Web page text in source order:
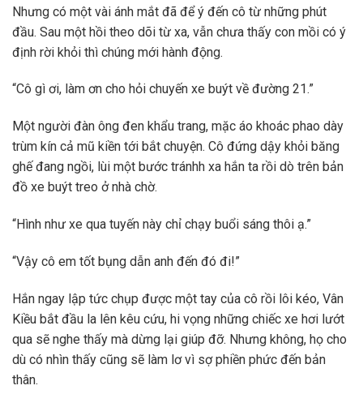
Nhưng có một vài ánh mắt đã để ý đến cô từ những phút
đầu. Sau một hồi theo dõi từ xa, vẫn chưa thấy con mồi có ý
định rời khỏi thì chúng mới hành động.
“Cô gì ơi, làm ơn cho hỏi chuyến xe buýt về đường 21.”
Một người đàn ông đen khẩu trang, mặc áo khoác phao dày
trùm kín cả mũ kiền tới bắt chuyện. Cô đứng dậy khỏi băng
ghế đang ngồi, lùi một bước tránhh xa hắn ta rồi dò trên bản
đồ xe buýt treo ở nhà chờ.
“Hình như xe qua tuyến này chỉ chạy buổi sáng thôi ạ.”
“Vậy cô em tốt bụng dẫn anh đến đó đi!”
Hắn ngay lập tức chụp được một tay của cô rồi lôi kéo, Vân
Kiều bắt đầu la lên kêu cứu, hi vọng những chiếc xe hơi lướt
qua sẽ nghe thấy mà dừng lại giúp đỡ. Nhưng không, họ cho
dù có nhìn thấy cũng sẽ làm lơ vì sợ phiền phức đến bản
thân.